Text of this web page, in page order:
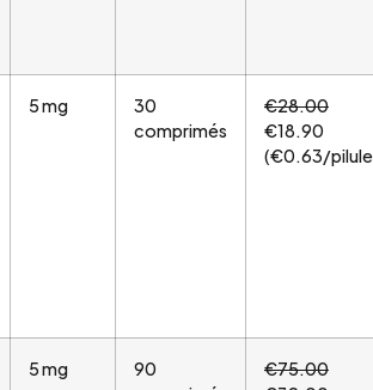
5 mg
30
comprimés
€28.00
€18.90
(€0.63/
5 mg
90
€75.00